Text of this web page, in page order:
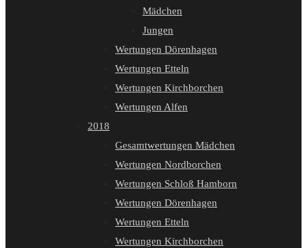
Mädchen
Jungen
Wertungen Dörenhagen
Wertungen Etteln
Wertungen Kirchborchen
Wertungen Alfen
2018
Gesamtwertungen Mädchen
Wertungen Nordborchen
Wertungen Schloß Hamborn
Wertungen Dörenhagen
Wertungen Etteln
Wertungen Kirchborchen